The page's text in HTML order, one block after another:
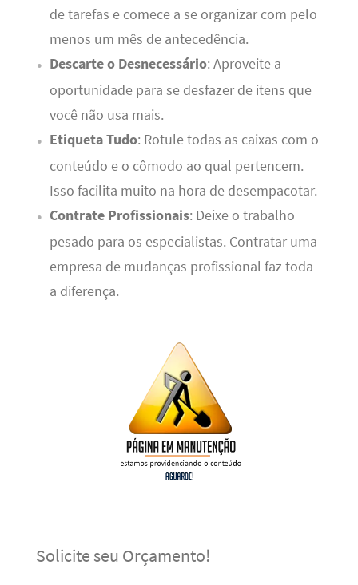
de tarefas e comece a se organizar com pelo
menos um mês de antecedência.
Descarte o Desnecessário: Aproveite a
oportunidade para se desfazer de itens que
você não usa mais.
Etiqueta Tudo: Rotule todas as caixas com o
conteúdo e o cômodo ao qual pertencem.
Isso facilita muito na hora de desempacotar.
Contrate Profissionais: Deixe o trabalho
pesado para os especialistas. Contratar uma
empresa de mudanças profissional faz toda
a diferença.
Solicite seu Orçamento!